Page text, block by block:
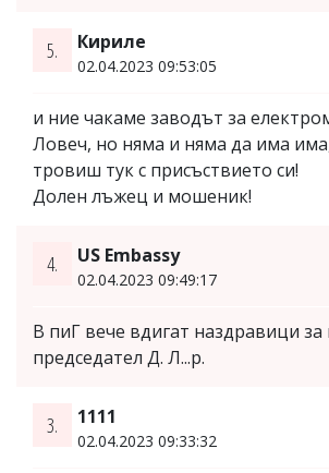
5. Кириле
02.04.2023 09:53:05
и ние чакаме заводът за
Ловеч, но няма и няма да има
тровиш тук с присъствието си!
Долен лъжец и мошеник!
4. US Embassy
02.04.2023 09:49:17
В пиГ вече вдигат наздравици
председател Д. Л...р.
3. 1111
02.04.2023 09:33:32